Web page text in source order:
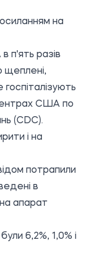
на
п'ять разів
щеплені,
США по
(CDC).
і на
потрапили
в
апарат
6,2%, 1,0% і